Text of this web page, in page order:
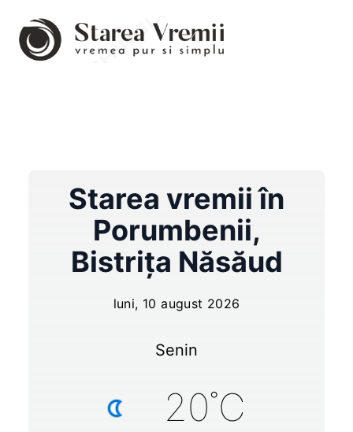
Starea vremii în
Porumbenii,
Bistrița Năsăud
luni, 10 august 2026
Senin
20˚C